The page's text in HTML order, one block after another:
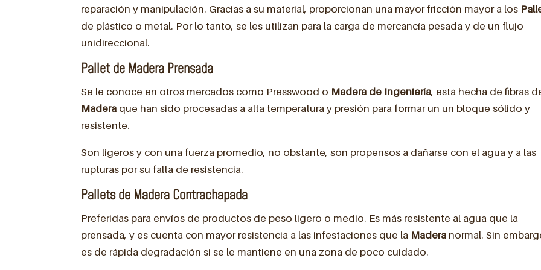
reparación y manipulación. Gracias a su material, proporcionan una mayor fricción mayor a los
de plástico o metal. Por lo tanto, se les utilizan para la carga de mercancía pesada y de un flujo
unidireccional.
Pallet de Madera Prensada
Se le conoce en otros mercados como Presswood o Madera de Ingeniería, está hecha de fibras
Madera que han sido procesadas a alta temperatura y presión para formar un un bloque sólido y
resistente.
Son ligeros y con una fuerza promedio, no obstante, son propensos a dañarse con el agua y a las
rupturas por su falta de resistencia.
Pallets de Madera Contrachapada
Preferidas para envíos de productos de peso ligero o medio. Es más resistente al agua que la
prensada, y es cuenta con mayor resistencia a las infestaciones que la Madera normal. Sin
es de rápida degradación si se le mantiene en una zona de poco cuidado.